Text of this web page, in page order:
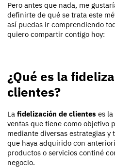
Pero antes que nada, me
definirte de qué se trata este
así puedas ir comprendiendo
quiero compartir contigo hoy:
¿Qué es la
clientes?
La fidelización de clientes es
ventas que tiene como objetivo
mediante diversas estrategias
que haya adquirido con
productos o servicios continé
negocio.